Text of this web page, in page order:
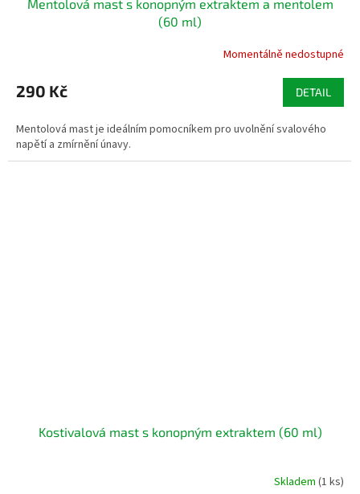
Mentolová mast s konopným extraktem a mentolem
(60 ml)
Momentálně nedostupné
290 Kč DETAIL
Mentolová mast je ideálním pomocníkem pro uvolnění svalového
napětí a zmírnění únavy.
Kostivalová mast s konopným extraktem (60 ml)
Skladem (1 ks)